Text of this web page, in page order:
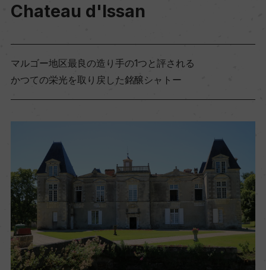
Chateau d'Issan
マルゴー地区最良の造り手の1つと評される
かつての栄光を取り戻した銘醸シャトー